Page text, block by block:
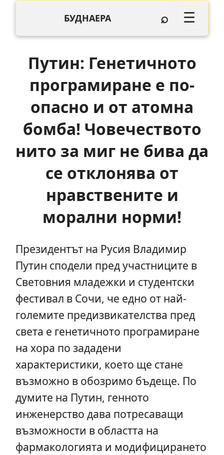
БУДНАЕРА ⌕ ☰
Путин: Генетичното
програмиране е по-
опасно и от атомна
бомба! Човечеството
нито за миг не бива да
се отклонява от
нравствените и
морални норми!
Президентът на Русия Владимир
Путин сподели пред участниците в
Световния младежки и студентски
фестивал в Сочи, че едно от най-
големите предизвикателства пред
света е генетичното програмиране
на хора по зададени
характеристики, което ще стане
възможно в обозримо бъдеще. По
думите на Путин, генното
инженерство дава потресаващи
възможности в областта на
фармакологията и модифицирането